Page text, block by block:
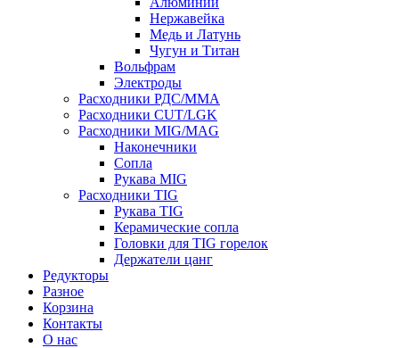
Нержавейка
Медь и Латунь
Чугун и Титан
Вольфрам
Электроды
Расходники РДС/MMA
Расходники CUT/LGK
Расходники MIG/MAG
Наконечники
Сопла
Рукава MIG
Расходники TIG
Рукава TIG
Керамические сопла
Головки для TIG горелок
Держатели цанг
Редукторы
Разное
Корзина
Контакты
О нас